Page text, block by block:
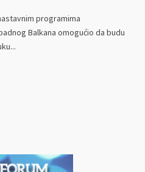
programima
Balkana omogućio da budu